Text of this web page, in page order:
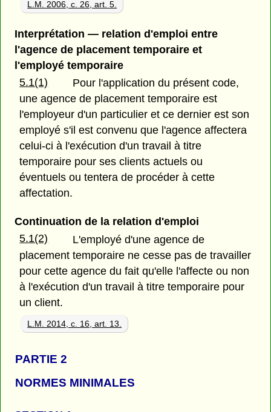
L.M. 2006, c. 26, art. 5.
Interprétation — relation d'emploi entre
l'agence de placement temporaire et
l'employé temporaire
5.1(1)
Pour l'application du présent code,
une agence de placement temporaire est
l'employeur d'un particulier et ce dernier est son
employé s'il est convenu que l'agence affectera
celui-ci à l'exécution d'un travail à titre
temporaire pour ses clients actuels ou
éventuels ou tentera de procéder à cette
affectation.
Continuation de la relation d'emploi
5.1(2)
L'employé d'une agence de
placement temporaire ne cesse pas de travailler
pour cette agence du fait qu'elle l'affecte ou non
à l'exécution d'un travail à titre temporaire pour
un client.
L.M. 2014, c. 16, art. 13.
PARTIE 2
NORMES MINIMALES